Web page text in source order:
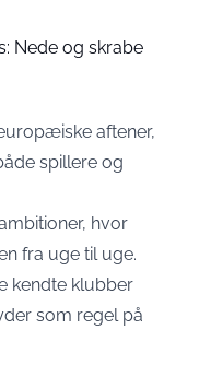
Nede og skrabe
aftener,
spillere og
hvor
fra uge til uge.
kendte klubber
som regel på